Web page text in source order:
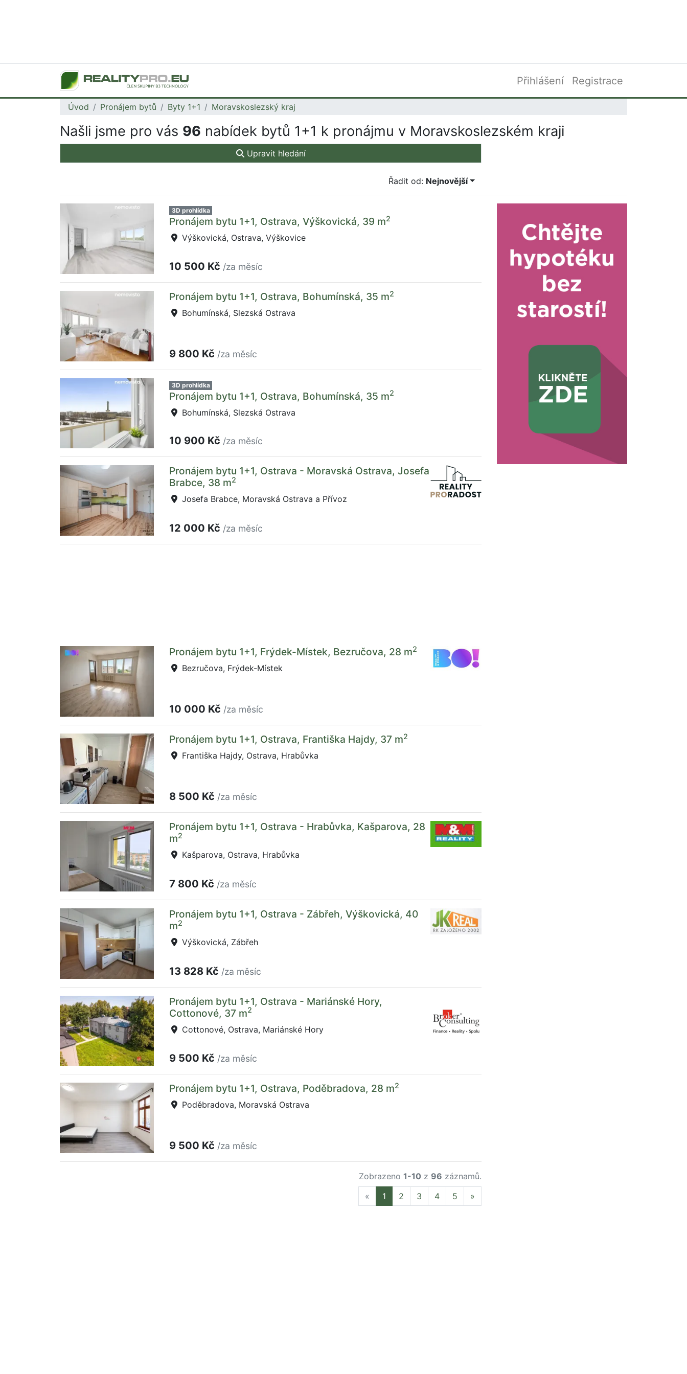
Přihlášení Registrace
Úvod Pronájem bytů Byty 1+1 Moravskoslezský kraj
Našli jsme pro vás 96 nabídek bytů 1+1 k pronájmu v Moravskoslezském kraji
Upravit hledání
Řadit od: Nejnovější
3D prohlídka
Pronájem bytu 1+1, Ostrava, Výškovická, 39 m2
Výškovická, Ostrava, Výškovice
10 500 Kč /za měsíc
Pronájem bytu 1+1, Ostrava, Bohumínská, 35 m2
Bohumínská, Slezská Ostrava
9 800 Kč /za měsíc
3D prohlídka
Pronájem bytu 1+1, Ostrava, Bohumínská, 35 m2
Bohumínská, Slezská Ostrava
10 900 Kč /za měsíc
Pronájem bytu 1+1, Ostrava - Moravská Ostrava, Josefa
Brabce, 38 m2
Josefa Brabce, Moravská Ostrava a Přívoz
12 000 Kč /za měsíc
Pronájem bytu 1+1, Frýdek-Místek, Bezručova, 28 m2
Bezručova, Frýdek-Místek
10 000 Kč /za měsíc
Pronájem bytu 1+1, Ostrava, Františka Hajdy, 37 m2
Františka Hajdy, Ostrava, Hrabůvka
8 500 Kč /za měsíc
Pronájem bytu 1+1, Ostrava - Hrabůvka, Kašparova, 28
m2
Kašparova, Ostrava, Hrabůvka
7 800 Kč /za měsíc
Pronájem bytu 1+1, Ostrava - Zábřeh, Výškovická, 40
m2
Výškovická, Zábřeh
13 828 Kč /za měsíc
Pronájem bytu 1+1, Ostrava - Mariánské Hory,
Cottonové, 37 m2
Cottonové, Ostrava, Mariánské Hory
9 500 Kč /za měsíc
Pronájem bytu 1+1, Ostrava, Poděbradova, 28 m2
Poděbradova, Moravská Ostrava
9 500 Kč /za měsíc
Zobrazeno 1-10 z 96 záznamů.
« Previous
1 2 3 4 5 »